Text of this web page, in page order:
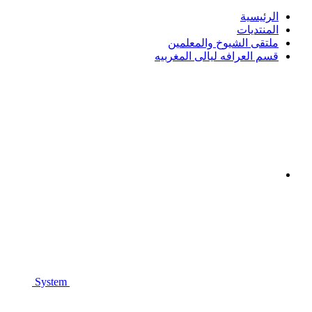
الرئيسية
المنتديات
ملتقى الشيوخ والمعلمين
قسم العرافه ليالى المغربيه